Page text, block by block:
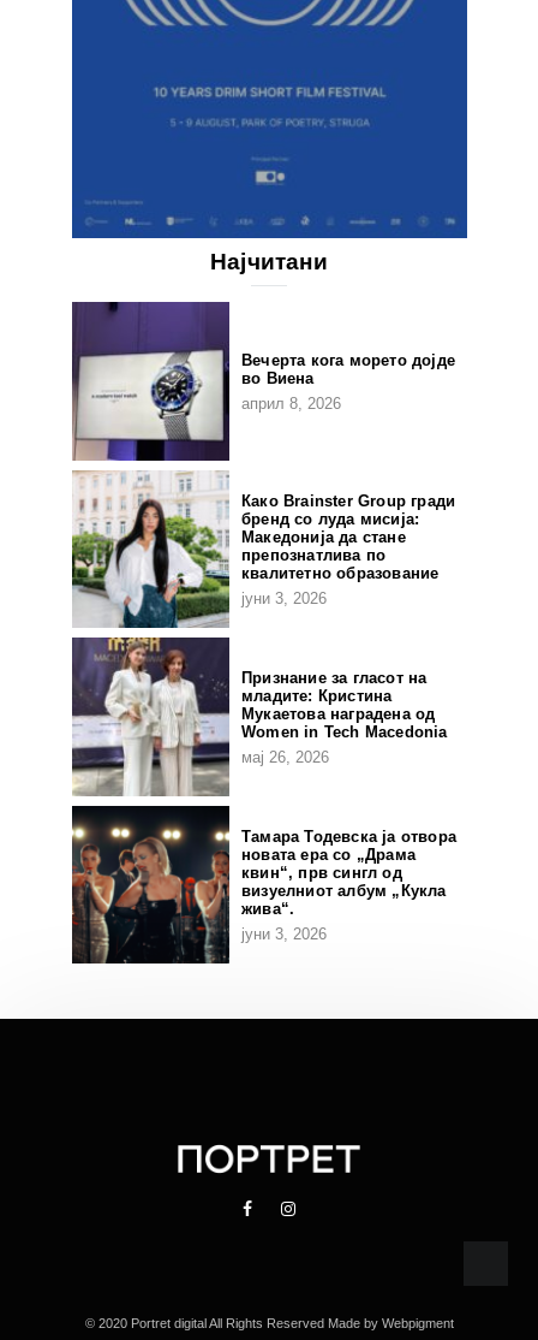
Најчитани
Вечерта кога морето дојде
во Виена
април 8, 2026
Како Brainster Group гради
бренд со луда мисија:
Македонија да стане
препознатлива по
квалитетно образование
јуни 3, 2026
Признание за гласот на
младите: Кристина
Мукаетова наградена од
Women in Tech Macedonia
мај 26, 2026
Тамара Тодевска ја отвора
новата ера со „Драма
квин“, прв сингл од
визуелниот албум „Кукла
жива“.
јуни 3, 2026
© 2020 Portret digital All Rights Reserved Made by Webpigment